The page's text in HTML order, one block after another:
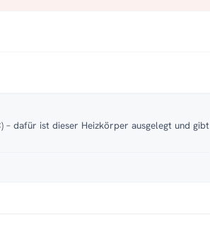
dafür ist dieser Heizkörper ausgelegt und gibt